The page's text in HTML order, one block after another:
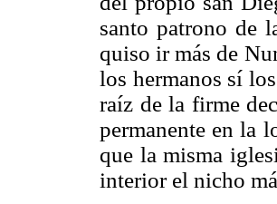
santo patrono de
quiso ir más de
los hermanos sí
raíz de la firme
permanente en la
que la misma
interior el nicho